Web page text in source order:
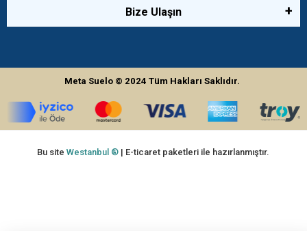
Bize Ulaşın
Meta Suelo © 2024Tüm Hakları Saklıdır.
Bu siteWestanbul ® | E-ticaret paketleri ile hazırlanmıştır.